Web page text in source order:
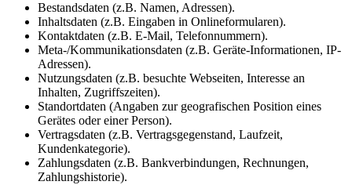
Bestandsdaten (z.B. Namen, Adressen).
Inhaltsdaten (z.B. Eingaben in Onlineformularen).
Kontaktdaten (z.B. E-Mail, Telefonnummern).
Meta-/Kommunikationsdaten (z.B. Geräte-Informationen, IP-
Adressen).
Nutzungsdaten (z.B. besuchte Webseiten, Interesse an
Inhalten, Zugriffszeiten).
Standortdaten (Angaben zur geografischen Position eines
Gerätes oder einer Person).
Vertragsdaten (z.B. Vertragsgegenstand, Laufzeit,
Kundenkategorie).
Zahlungsdaten (z.B. Bankverbindungen, Rechnungen,
Zahlungshistorie).